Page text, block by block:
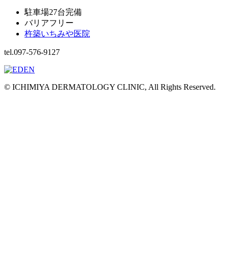
駐車場27台完備
バリアフリー
杵築いちみや医院
tel.097-576-9127
© ICHIMIYA DERMATOLOGY CLINIC, All Rights Reserved.